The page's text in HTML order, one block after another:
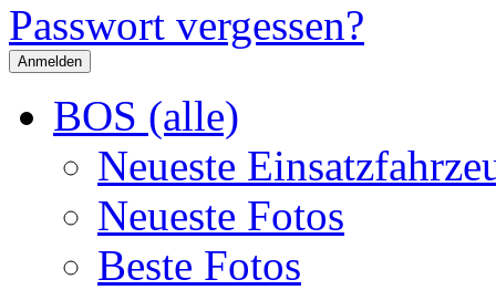
Passwort vergessen?
BOS (alle)
Neueste
Neueste Fotos
Beste Fotos